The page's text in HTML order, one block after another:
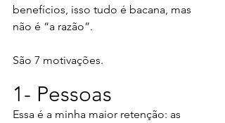
benefícios, isso tudo é bacana, mas
não é “a razão”.
São 7 motivações.
1- Pessoas
Essa é a minha maior retenção: as